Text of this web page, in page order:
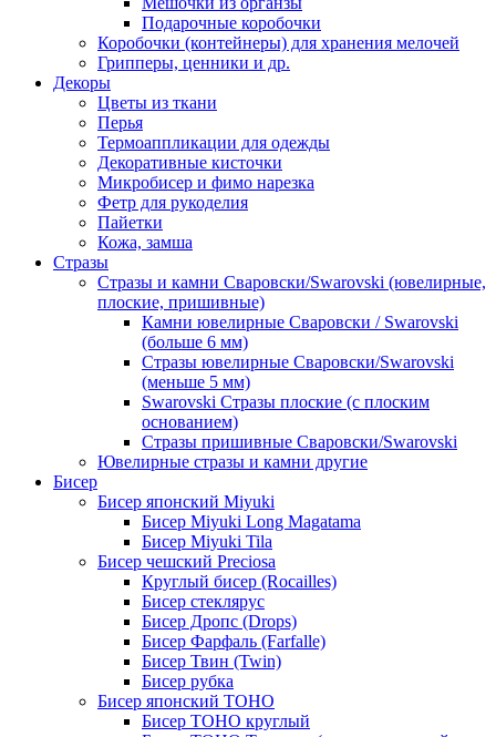
Подарочные коробочки
Коробочки (контейнеры) для хранения мелочей
Грипперы, ценники и др.
Декоры
Цветы из ткани
Перья
Термоаппликации для одежды
Декоративные кисточки
Микробисер и фимо нарезка
Фетр для рукоделия
Пайетки
Кожа, замша
Стразы
Стразы и камни Сваровски/Swarovski (ювелирные,
плоские, пришивные)
Камни ювелирные Сваровски / Swarovski
(больше 6 мм)
Стразы ювелирные Сваровски/Swarovski
(меньше 5 мм)
Swarovski Стразы плоские (с плоским
основанием)
Стразы пришивные Сваровски/Swarovski
Ювелирные стразы и камни другие
Бисер
Бисер японский Miyuki
Бисер Miyuki Long Magatama
Бисер Miyuki Tila
Бисер чешский Preciosa
Круглый бисер (Rocailles)
Бисер стеклярус
Бисер Дропс (Drops)
Бисер Фарфаль (Farfalle)
Бисер Твин (Twin)
Бисер рубка
Бисер японский TOHO
Бисер TOHO круглый